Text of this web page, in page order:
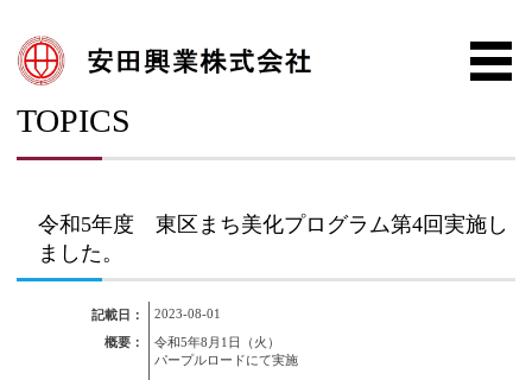
TOPICS
令和5年度 東区まち美化プログラム第4回実施し
ました。
記載日：
2023-08-01
概要：
令和5年8月1日（火）
パープルロードにて実施